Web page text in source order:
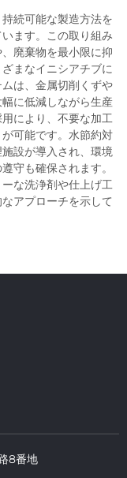
続可能な製造方法を
ます。この取り組み
廃棄物を最小限に抑
まなイニシアチブに
は、金属切削くずや
に低減しながら生産
により、不要な加工
可能です。水節約対
設が導入され、環境
守も確保されます。
な洗浄剤や仕上げ工
アプローチを示して
8番地